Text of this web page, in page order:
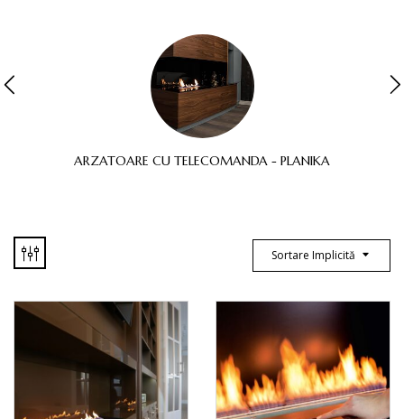
ARZATOARE CU TELECOMANDA - PLANIKA
Sortare Implicită